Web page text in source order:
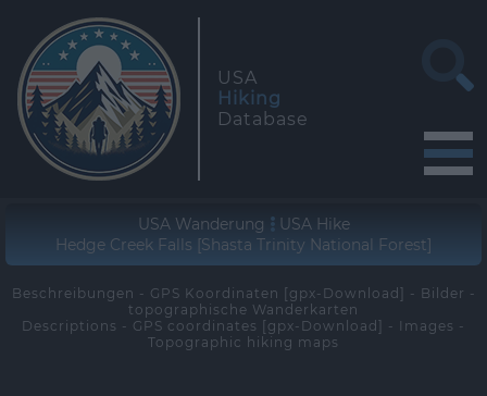
USA
Hiking
Database
USA Wanderung
USA Hike
Hedge Creek Falls [Shasta Trinity National Forest]
Beschreibungen - GPS Koordinaten [gpx-Download] - Bilder -
topographische Wanderkarten
Descriptions - GPS coordinates [gpx-Download] - Images -
Topographic hiking maps